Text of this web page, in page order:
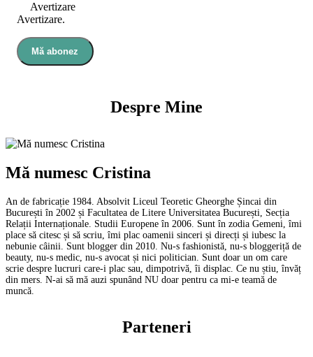
Avertizare
Avertizare.
Mă abonez
Despre Mine
Mă numesc Cristina
An de fabricație 1984. Absolvit Liceul Teoretic Gheorghe Șincai din
București în 2002 și Facultatea de Litere Universitatea București, Secția
Relații Internaționale. Studii Europene în 2006. Sunt în zodia Gemeni, îmi
place să citesc și să scriu, îmi plac oamenii sinceri și direcți și iubesc la
nebunie câinii. Sunt blogger din 2010. Nu-s fashionistă, nu-s bloggeriță de
beauty, nu-s medic, nu-s avocat și nici politician. Sunt doar un om care
scrie despre lucruri care-i plac sau, dimpotrivă, îi displac. Ce nu știu, învăț
din mers. N-ai să mă auzi spunând NU doar pentru ca mi-e teamă de
muncă.
Parteneri